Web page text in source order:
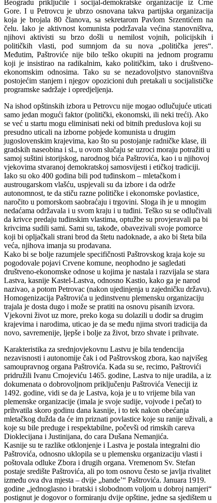
Beogradu priključile i socijal-demokratske organizacije iz Crne
Gore. I u Petrovcu je ubrzo osnovana takva partijska organizacija
koja je brojala 80 članova, sa sekretarom Pavlom Srzentićem na
čelu. Iako je aktivnost komunista podržavala većina stanovništva,
njihovi aktivisti su brzo došli u nemilost vojnih, policijskih i
političkih vlasti, pod sumnjom da su nova „politička jeres“.
Međutim, Paštroviće nije bilo teško okupiti na jednom programu
koji je insistirao na radikalnim, kako političkim, tako i društveno-
ekonomskim odnosima. Tako su se nezadovoljstvo stanovništva
postojećim stanjem i njegov opozicioni duh pretakali u socijalističke
programske sadržaje i opredjeljenja.
Na ishod opštinskih izbora u Petrovcu nije mogao odlučujuće uticati
samo jedan mogući faktor (politički, ekonomski, ili neki treći). Ako
se već u startu mogu eliminisati neki od bitnih preduslova koji su
presudno uticali na izborne pobjede komunista u drugim
jugoslovenskim krajevima, kao što su postojanje radničke klase, ili
gradskih naseobina i sl., u ovom slučaju se uzroci moraju potražiti u
samoj suštini istorijskog, narodnog bića Paštrovića, kao i u njihovoj
vjekovima stvaranoj demokratskoj samosvijesti i etičkoj tradiciji.
Iako su oko 400 godina bili pod tuđinskom – mletačkom i
austrougarskom vlašću, uspjevali su da izbore i da održe
autonomnost, te da stiču razne političke i ekonomske povlastice,
naročito u pomorskom saobraćaju i trgovini. Sloga ih je u mnogim
nedaćama održavala i u svom kraju i u tuđini. Teško su se odlučivali
da krivce predaju tuđinskim vlastima, optužbe su provjeravali pa bi
krivcima sudili sami. Sami su, takođe, obavezivali svoje pomorce
koji bi opljačkali strani brod da štetu nadoknade, a ako bi šteta bila
veća, njihova imanja su prodavana.
Kako bi se bolje razumjele specifičnosti Paštrovskog kraja koje su
pogodovale pojavi Crvene komune, neophodno je sagledati
društveno-ekonomske odnose u kojima je nastala i razvijala se stara
Lastva, kasnije Kastel-Lastva, odnosno Kastio, kako ga je narod
nazivao, a potom Petrovac (nakon ujedinjenja u zajedničku državu).
Homogenizacija Paštrovića u jedinstvenu plemensku organizaciju
trajala je dosta dugo i može se pratiti na osnovu pisanih izvora.
Vjekovni život uz more, preko koga su dolazili u dodir sa drugim
krajevima i narodima, uticao je da se među njima stvori tradicija da
novo, savremenije, ljepše i bolje za život, brzo shvate i prihvate.
Karakteristika za srednjovjekovnu Lastvu je bila tendencija
nezavisnosti i autonomije čak i od Paštrovskog zbora, kao najvišeg
samoupravnog organa Paštrovića. Kada su se, recimo, Paštrovići
pridružili Ivanu Crnojeviću 1465. godine, Lastva to nije uradila, a iz
dokumenata o dobrovoljnom priključenju Paštrovića Veneciji iz
1492. godine, vidi se da je Lastva, koja je u to vrijeme bila van
plemenske organizacije (imala je svoje sudije, vojvode i pečat) to
prihvatila skoro godinu dana kasnije, i to tek nakon obećanja
mletačkog dužda da će im priznati povlastice koje su ranije uživali, a
koje su bile preduge i respektabilne, počevši od rimskih careva
Dioklecijana i Justinijana, do cara Dušana Nemanjića.
Kasnije su te razlike otklonjenje i Lastva je postala integralni dio
Paštrovića, odnosno uklopila se u plemensku organizaciju vlasti i
poštovala odluke Zbora i drugih organa. Vremenom Sv. Stefan
postaje središte Paštrovića, ali po tom osnovu često se javlja rivalitet
između ova dva mjesta – dvije „bande’“ Paštrovića. Januara 1919.
godine „jednoglasno i bratski i slobodnom voljom u dobroj namjeri“
postignut je dogovor o formiranju dvije opštine, jedne sa sjedištem u